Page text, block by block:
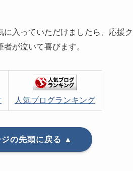
に入っていただけましたら、応援ク
が泣いて喜びます。
人気ブログランキング
ジの先頭に戻る ▲